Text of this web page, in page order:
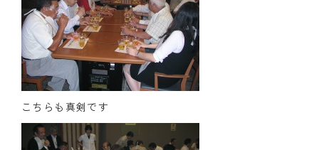
組織図
クラブのあゆみ
クラブの歴史
歴代会長・幹事
記念誌
こちらも真剣です